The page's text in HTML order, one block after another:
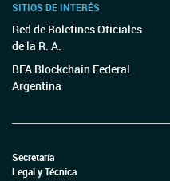
SITIOS DE INTERÉS
Red de Boletines Oficiales
de la R. A.
BFA Blockchain Federal
Argentina
Secretaría
Legal y Técnica